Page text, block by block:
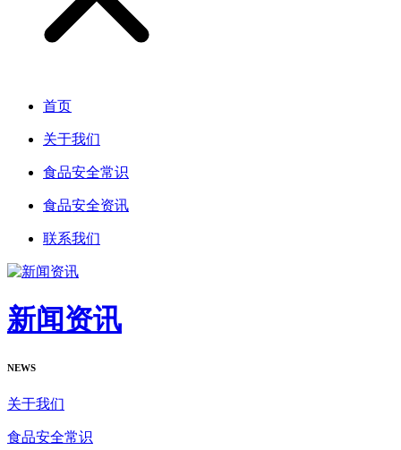
首页
关于我们
食品安全常识
食品安全资讯
联系我们
新闻资讯
NEWS
关于我们
食品安全常识